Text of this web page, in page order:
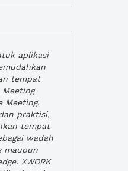
aplikasi
tempat
Meeting.
praktisi,
tempat
wadah
maupun
XWORK